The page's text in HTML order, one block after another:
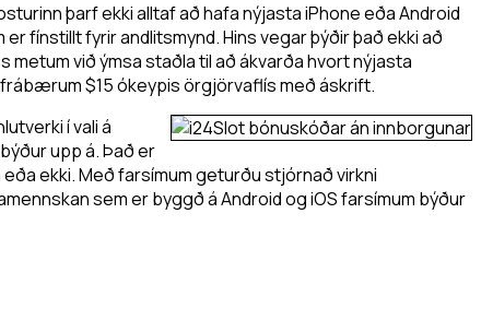
þarf ekki alltaf að hafa nýjasta iPhone eða Android
fínstillt fyrir andlitsmynd. Hins vegar þýðir það ekki að
við ýmsa staðla til að ákvarða hvort nýjasta
$15 ókeypis örgjörvaflís með áskrift.
í vali á
upp á. Það er
ekki. Með farsímum geturðu stjórnað virkni
sem er byggð á Android og iOS farsímum býður